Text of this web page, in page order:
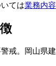
ては業務内
。岡山県